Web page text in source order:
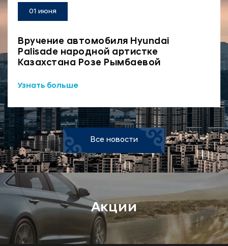
01 июня
Вручение автомобиля Hyundai
Palisade народной артистке
Казахстана Розе Рымбаевой
Узнать больше
Все новости
Акции